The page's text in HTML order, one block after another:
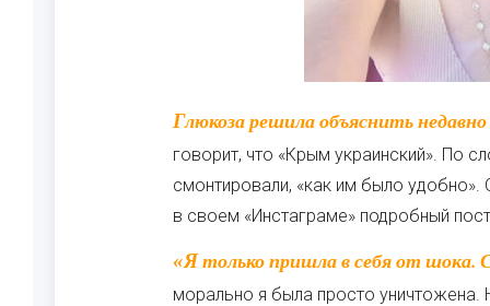
Глюкоза решила объяснить недавно появившуюся в Сети видеозапись, на которой она
говорит, что «Крым украинский». По
смонтировали, «как им было удобно».
в своем «Инстаграме» подробный
«Я только пришла в себя от шока. Сложно было сразу дать какие-то комментарии,
морально я была просто уничтожена.